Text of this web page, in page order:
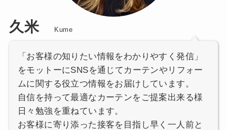
久米 Kume
「お客様の知りたい情報をわかりやすく発信」
をモットーにSNSを通じてカーテンやリフォー
ムに関する役立つ情報をお届けしています。
自信を持って最適なカーテンをご提案出来る様
日々勉強を重ねています。
お客様に寄り添った接客を目指し早く一人前と